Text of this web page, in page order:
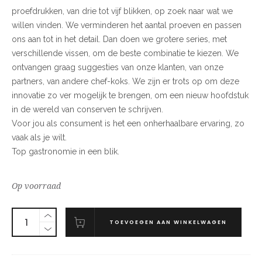
proefdrukken, van drie tot vijf blikken, op zoek naar wat we
willen vinden. We verminderen het aantal proeven en passen
ons aan tot in het detail. Dan doen we grotere series, met
verschillende vissen, om de beste combinatie te kiezen. We
ontvangen graag suggesties van onze klanten, van onze
partners, van andere chef-koks. We zijn er trots op om deze
innovatie zo ver mogelijk te brengen, om een ​​nieuw hoofdstuk
in de wereld van conserven te schrijven.
Voor jou als consument is het een onherhaalbare ervaring, zo
vaak als je wilt.
Top gastronomie in een blik.
Op voorraad
TOEVOEGEN AAN WINKELWAGEN